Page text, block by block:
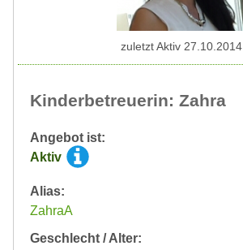
Kinderbetreuerin: Zahra
Angebot ist:
Aktiv
Alias:
ZahraA
Geschlecht / Alter:
zuletzt Aktiv 27.10.2014